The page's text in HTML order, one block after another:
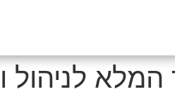
המלא לניהול